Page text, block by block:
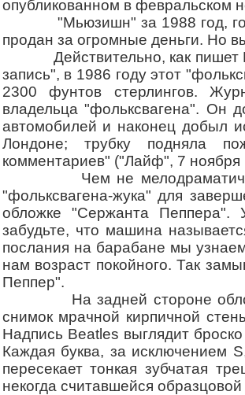
опубликованном в февральском
"Мьюзишн" за 1988 год,
продан за огромные деньги. Но
Действительно, как пишет
запись", в 1986 году этот
2300 фунтов стерлингов.
владельца "фольксвагена". Он
автомобилей и наконец добыл
Лондоне; трубку подняла
комментариев" ("Лайф", 7 ноября
Чем не
"фольксвагена-жука" для
обложке "Сержанта Пеппера".
забудьте, что машина
послания на барабане мы
нам возраст покойного. Так
Пеппер".
На задней стороне
снимок мрачной кирпичной
Надпись Beatles выглядит
Каждая буква, за исключением
пересекает тонкая зубчатая
некогда считавшейся